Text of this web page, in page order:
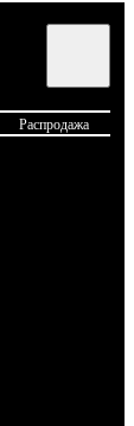
Распродажа